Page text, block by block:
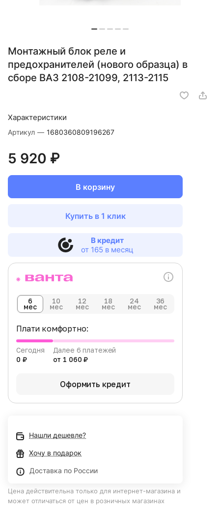
Монтажный блок реле и
предохранителей (нового образца) в
сборе ВАЗ 2108-21099, 2113-2115
Характеристики
Артикул — 1680360809196267
5 920 ₽
В корзину
Купить в 1 клик
В кредит
от 165 в месяц
6
мес
10
мес
12
мес
18
мес
24
мес
36
мес
Плати комфортно:
Сегодня
0 ₽
Далее 6 платежей
от 1 060 ₽
Оформить кредит
Нашли дешевле?
Хочу в подарок
Доставка по России
Цена действительна только для интернет-магазина и
может отличаться от цен в розничных магазинах